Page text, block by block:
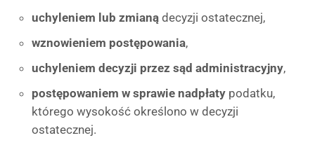
uchyleniem lub zmianą decyzji ostatecznej,
wznowieniem postępowania,
uchyleniem decyzji przez sąd administracyjny,
postępowaniem w sprawie nadpłaty podatku,
którego wysokość określono w decyzji
ostatecznej.